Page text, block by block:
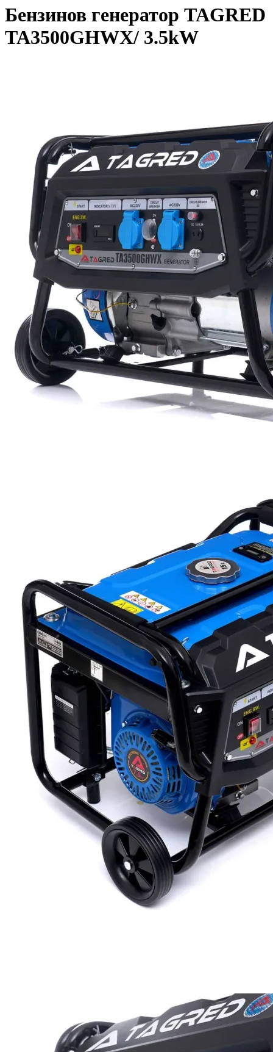
Бензинов генератор TAGRED
TA3500GHWX/ 3.5kW